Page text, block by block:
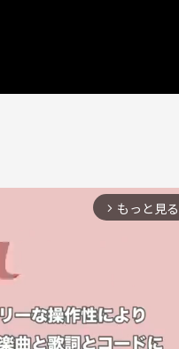
arrow_forward_ios もっと見る